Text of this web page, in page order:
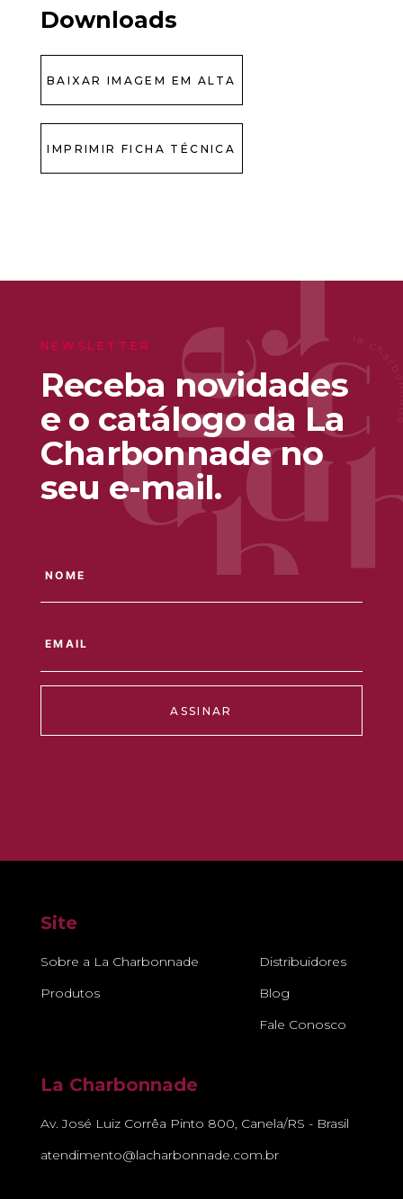
Downloads
BAIXAR IMAGEM EM ALTA
IMPRIMIR FICHA TÉCNICA
NEWSLETTER
Receba novidades
e o catálogo da La
Charbonnade no
seu e-mail.
ASSINAR
Site
Sobre a La Charbonnade
Produtos
Distribuidores
Blog
Fale Conosco
La Charbonnade
Av. José Luiz Corrêa Pinto 800, Canela/RS - Brasil
atendimento@lacharbonnade.com.br